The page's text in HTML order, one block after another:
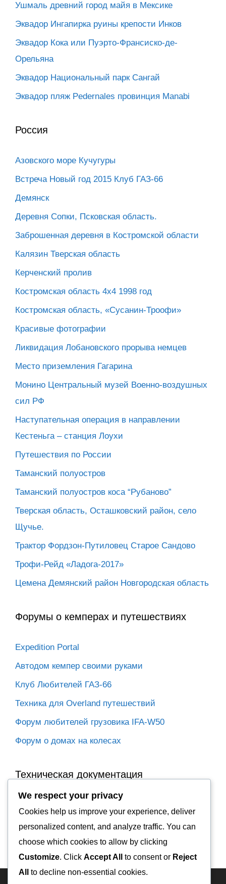
Ушмаль древний город майя в Мексике
Эквадор Ингапирка руины крепости Инков
Эквадор Кока или Пуэрто-Франсиско-де-
Орельяна
Эквадор Национальный парк Сангай
Эквадор пляж Pedernales провинция Manabi
Россия
Азовского море Кучугуры
Встреча Новый год 2015 Клуб ГАЗ-66
Демянск
Деревня Сопки, Псковская область.
Заброшенная деревня в Костромской области
Калязин Тверская область
Керченский пролив
Костромская область 4х4 1998 год
Костромская область, «Сусанин-Троофи»
Красивые фотографии
Ликвидация Лобановского прорыва немцев
Место приземления Гагарина
Монино Центральный музей Военно-воздушных
сил РФ
Наступательная операция в направлении
Кестеньга – станция Лоухи
Путешествия по России
Таманский полуостров
Таманский полуостров коса “Рубаново”
Тверская область, Осташковский район, село
Щучье.
Трактор Фордзон-Путиловец Старое Сандово
Трофи-Рейд «Ладога-2017»
Цемена Демянский район Новгородская область
Форумы о кемперах и путешествиях
Expedition Portal
Автодом кемпер своими руками
Клуб Любителей ГАЗ-66
Техника для Overland путешествий
Форум любителей грузовика IFA-W50
Форум о домах на колесах
Техническая документация
IFA-W50 электромагнитный переключатель АКБ
IFA-W50LA ТО
We respect your privacy
Cookies help us improve your experience, deliver
personalized content, and analyze traffic. You can
choose which cookies to allow by clicking
Customize. Click Accept All to consent or Reject
All
to decline non-essential cookies.